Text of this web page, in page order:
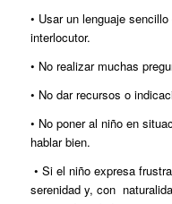
• Usar un lenguaje
interlocutor.
• No realizar muchas
• No dar recursos o
• No poner al niño en
hablar bien.
• Si el niño expresa
serenidad y, con